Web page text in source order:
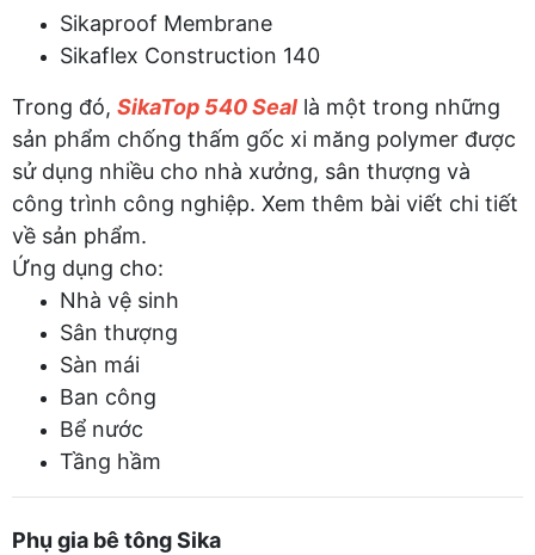
Sikaproof Membrane
Sikaflex Construction 140
Trong đó, SikaTop 540 Seal là một trong những
sản phẩm chống thấm gốc xi măng polymer được
sử dụng nhiều cho nhà xưởng, sân thượng và
công trình công nghiệp. Xem thêm bài viết chi tiết
về sản phẩm.
Ứng dụng cho:
Nhà vệ sinh
Sân thượng
Sàn mái
Ban công
Bể nước
Tầng hầm
Phụ gia bê tông Sika